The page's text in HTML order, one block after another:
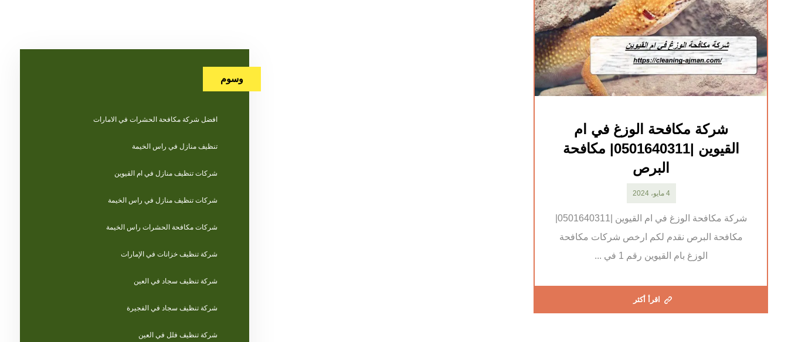
شركة مكافحة الوزغ في ام
القيوين |0501640311| مكافحة
البرص
4 مايو، 2024
مكافحة البرص نقدم لكم ارخص شركات مكافحة
الوزغ بام القيوين رقم 1 في ...
اقرأ أكثر
وسوم
افضل شركة مكافحة الحشرات في الامارات
تنظيف منازل في راس الخيمة
شركات تنظيف منازل في ام القيوين
شركات تنظيف منازل في راس الخيمة
شركات مكافحة الحشرات راس الخيمة
شركة تنظيف خزانات في الإمارات
شركة تنظيف سجاد في العين
شركة تنظيف سجاد في الفجيرة
شركة تنظيف فلل في العين